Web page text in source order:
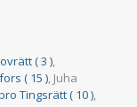
( 3 ),
( 15 ), Juha
Tingsrätt ( 10 ),